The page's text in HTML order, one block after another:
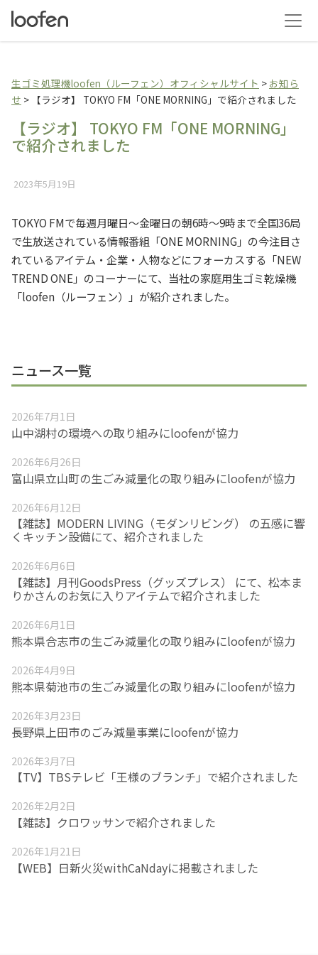
生ゴミ乾燥機loofen（ル
生ゴミ処理機loofen（ルーフェン）オフィシャルサイト > お知ら
せ > 【ラジオ】 TOKYO FM「ONE MORNING」で紹介されました
【ラジオ】 TOKYO FM「ONE MORNING」
で紹介されました
2023年5月19日
TOKYO FMで毎週月曜日～金曜日の朝6時～9時まで全国36局
で生放送されている情報番組「ONE MORNING」の今注目さ
れているアイテム・企業・人物などにフォーカスする「NEW
TREND ONE」のコーナーにて、当社の家庭用生ゴミ乾燥機
「loofen（ルーフェン）」が紹介されました。
ニュース一覧
2026年7月1日
山中湖村の環境への取り組みにloofenが協力
2026年6月26日
富山県立山町の生ごみ減量化の取り組みにloofenが協力
2026年6月12日
【雑誌】MODERN LIVING（モダンリビング） の五感に響
くキッチン設備にて、紹介されました
2026年6月6日
【雑誌】月刊GoodsPress（グッズプレス） にて、松本ま
りかさんのお気に入りアイテムで紹介されました
2026年6月1日
熊本県合志市の生ごみ減量化の取り組みにloofenが協力
2026年4月9日
熊本県菊池市の生ごみ減量化の取り組みにloofenが協力
2026年3月23日
長野県上田市のごみ減量事業にloofenが協力
2026年3月7日
【TV】TBSテレビ「王様のブランチ」で紹介されました
2026年2月2日
【雑誌】クロワッサンで紹介されました
2026年1月21日
【WEB】日新火災withCaNdayに掲載されました